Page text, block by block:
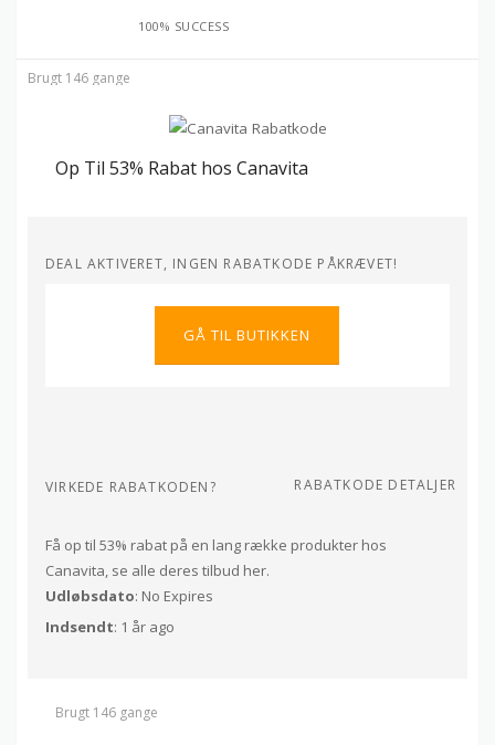
100% SUCCESS
Brugt 146 gange
Op Til 53% Rabat hos Canavita
DEAL AKTIVERET, INGEN RABATKODE PÅKRÆVET!
GÅ TIL BUTIKKEN
VIRKEDE RABATKODEN? RABATKODE DETALJER
Få op til 53% rabat på en lang række produkter hos
Canavita, se alle deres tilbud her.
Udløbsdato: No Expires
Indsendt: 1 år ago
Brugt 146 gange